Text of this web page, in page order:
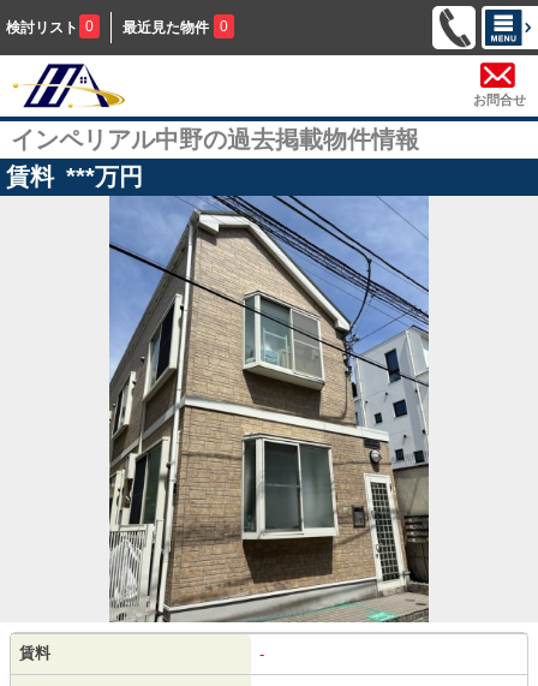
検討リスト 0 最近見た物件 0
お問合せ
インペリアル中野の過去掲載物件情報
賃料 ***万円
賃料 -